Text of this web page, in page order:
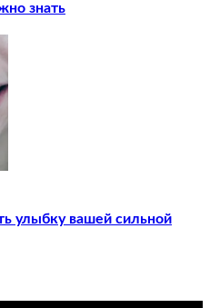
знать
улыбку вашей сильной